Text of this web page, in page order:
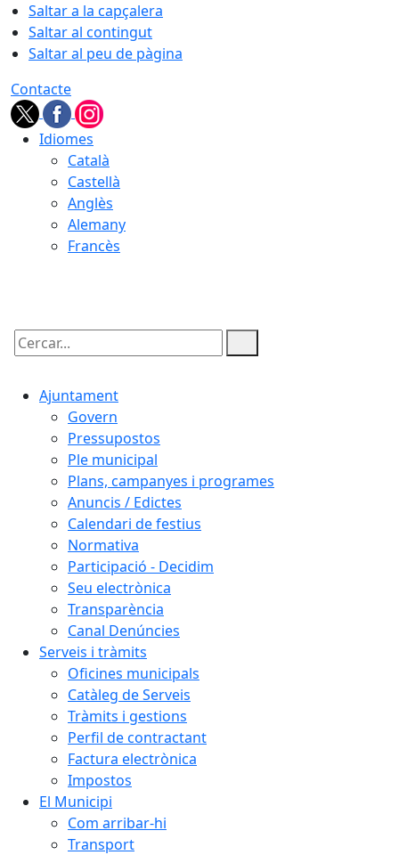
Saltar a la capçalera
Saltar al contingut
Saltar al peu de pàgina
Contacte
Idiomes
Català
Castellà
Anglès
Alemany
Francès
Cercar:
Ajuntament
Govern
Pressupostos
Ple municipal
Plans, campanyes i programes
Anuncis / Edictes
Calendari de festius
Normativa
Participació - Decidim
Seu electrònica
Transparència
Canal Denúncies
Serveis i tràmits
Oficines municipals
Catàleg de Serveis
Tràmits i gestions
Perfil de contractant
Factura electrònica
Impostos
El Municipi
Com arribar-hi
Transport